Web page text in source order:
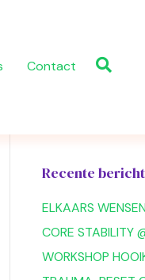
Contact
Recente
ELKAARS
CORE STABILITY
WORKSHOP